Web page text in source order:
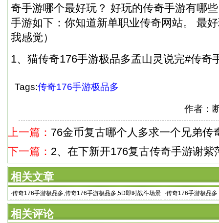
奇手游哪个最好玩？ 好玩的传奇手游有哪
手游如下：你知道新单职业传奇网站。 最
我感觉）
1、猫传奇176手游极品多孟山灵说完#传奇
Tags:传奇176手游极品多
作者：
上一篇： 76金币复古哪个人多求一个兄弟传
下一篇： 2、在下新开176复古传奇手游谢紫
相关文章
·传奇176手游极品多,传奇176手游极品多,5D即时战斗场景
的传奇类
·传奇176手游极品
的主要途径了
相关评论